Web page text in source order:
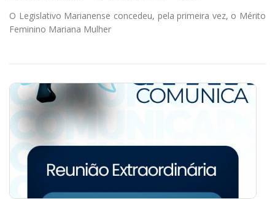
O Legislativo Marianense concedeu, pela primeira vez, o Mérito
Feminino Mariana Mulher